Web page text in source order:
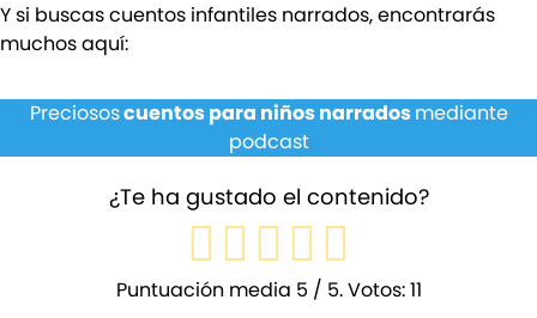
Y si buscas cuentos infantiles narrados, encontrarás
muchos aquí:
Preciososcuentos para niños narradosmediante
podcast
¿Te ha gustado el contenido?
Puntuación media 5 / 5. Votos:11